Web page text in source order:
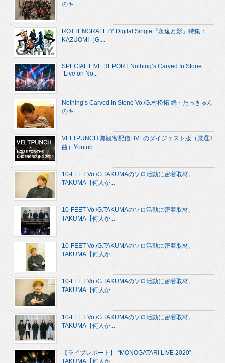
のキ...
ROTTENGRAFFTY Digital Single『永遠と影』特集：
KAZUOMI（G....
SPECIAL LIVE REPORT Nothing’s Carved In Stone
“Live on No...
Nothing’s Carved In Stone Vo./G.村松拓 続・たっきゅん
のキ...
VELTPUNCH 無観客配信LIVEのダイジェスト版（厳選3
曲）Youtub...
10-FEET Vo./G.TAKUMAのソロ活動に密着取材。
TAKUMA【何人か...
10-FEET Vo./G.TAKUMAのソロ活動に密着取材。
TAKUMA【何人か...
10-FEET Vo./G.TAKUMAのソロ活動に密着取材。
TAKUMA【何人か...
10-FEET Vo./G.TAKUMAのソロ活動に密着取材。
TAKUMA【何人か...
10-FEET Vo./G.TAKUMAのソロ活動に密着取材。
TAKUMA【何人か...
【ライブレポート】 “MONOGATARI LIVE 2020”